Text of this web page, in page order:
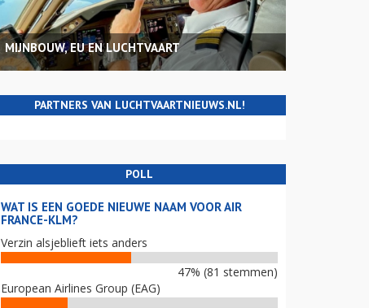
MIJNBOUW, EU EN LUCHTVAART
PARTNERS VAN LUCHTVAARTNIEUWS.NL!
POLL
WAT IS EEN GOEDE NIEUWE NAAM VOOR AIR
FRANCE-KLM?
Verzin alsjeblieft iets anders
47% (81 stemmen)
European Airlines Group (EAG)